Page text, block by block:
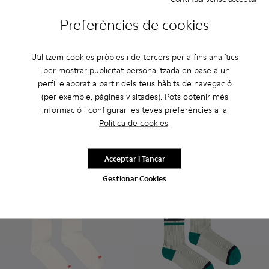
Preferències de cookies
Utilitzem cookies pròpies i de tercers per a fins analítics
i per mostrar publicitat personalitzada en base a un
perfil elaborat a partir dels teus hàbits de navegació
(per exemple, pàgines visitades). Pots obtenir més
informació i configurar les teves preferències a la
Política de cookies.
Gestionar Cookies
Acceptar i Tancar
Peu Serra Footbeds
Red Seacell mid-length
Red Seacell mid-
Red Seacell mid-length socks
25 €
Afegir